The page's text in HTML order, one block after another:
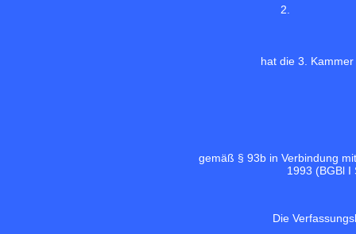
2.
hat die 3.
gemäß § 93b in Verbindung
1993 (BGBl I
Die